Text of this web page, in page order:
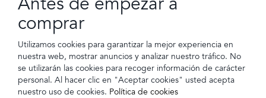
Camisa con Bolsillo Blanco
Tarjeta de crédito
$17,97
$35,95
Crédito directo
12 Cuotas de
$1,63
Tarjeta de crédito
$3,88
$12,90
Crédito directo
12 Cuotas de
$0,35
comprar
Utilizamos cookies para garantizar la mejor experiencia en
nuestra web, mostrar anuncios y analizar nuestro tráfico. No
se utilizarán las cookies para recoger información de carácter
personal. Al hacer clic en "Aceptar cookies" usted acepta
nuestro uso de cookies. Política de cookies